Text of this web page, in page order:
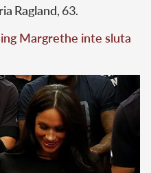
Ragland, 63.
Margrethe inte sluta